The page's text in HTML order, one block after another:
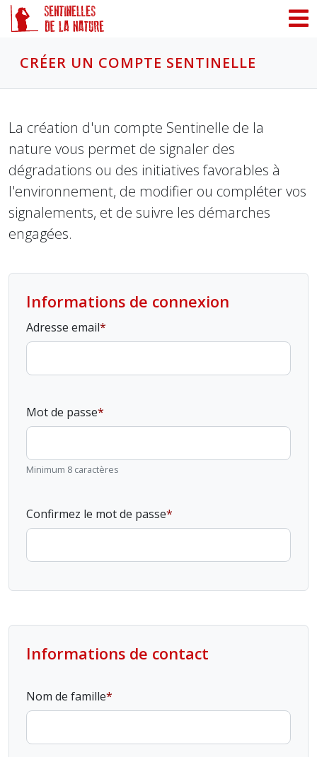
CRÉER UN COMPTE SENTINELLE
La création d'un compte Sentinelle de la
nature vous permet de signaler des
dégradations ou des initiatives favorables à
l'environnement, de modifier ou compléter vos
signalements, et de suivre les démarches
engagées.
Informations de connexion
Adresse email
Mot de passe
Minimum 8 caractères
Confirmez le mot de passe
Informations de contact
Nom de famille
Panneau de gestion des cookies